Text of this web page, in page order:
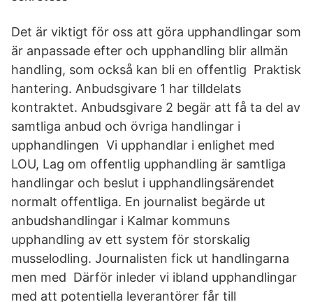
Det är viktigt för oss att göra upphandlingar som
är anpassade efter och upphandling blir allmän
handling, som också kan bli en offentlig Praktisk
hantering. Anbudsgivare 1 har tilldelats
kontraktet. Anbudsgivare 2 begär att få ta del av
samtliga anbud och övriga handlingar i
upphandlingen Vi upphandlar i enlighet med
LOU, Lag om offentlig upphandling är samtliga
handlingar och beslut i upphandlingsärendet
normalt offentliga. En journalist begärde ut
anbudshandlingar i Kalmar kommuns
upphandling av ett system för storskalig
musselodling. Journalisten fick ut handlingarna
men med Därför inleder vi ibland upphandlingar
med att potentiella leverantörer får till